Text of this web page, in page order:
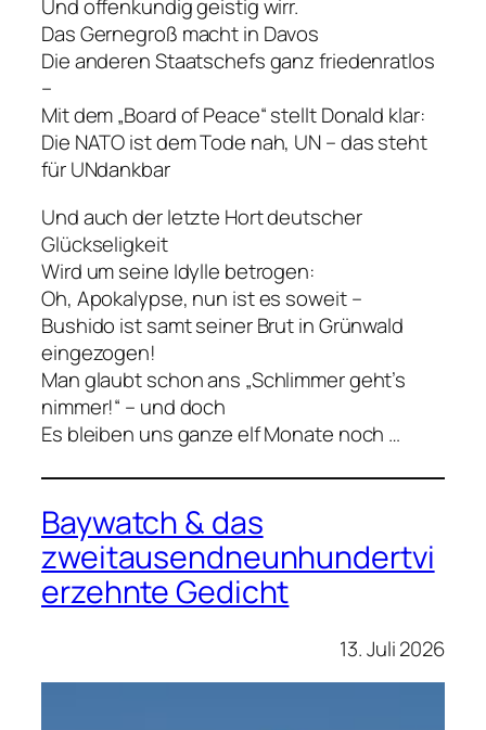
Und offenkundig geistig wirr.
Das Gernegroß macht in Davos
Die anderen Staatschefs ganz friedenratlos
–
Mit dem „Board of Peace“ stellt Donald klar:
Die NATO ist dem Tode nah, UN – das steht
für UNdankbar
Und auch der letzte Hort deutscher
Glückseligkeit
Wird um seine Idylle betrogen:
Oh, Apokalypse, nun ist es soweit –
Bushido ist samt seiner Brut in Grünwald
eingezogen!
Man glaubt schon ans „Schlimmer geht’s
nimmer!“ – und doch
Es bleiben uns ganze elf Monate noch …
Baywatch & das
zweitausendneunhundertvi
erzehnte Gedicht
13. Juli 2026